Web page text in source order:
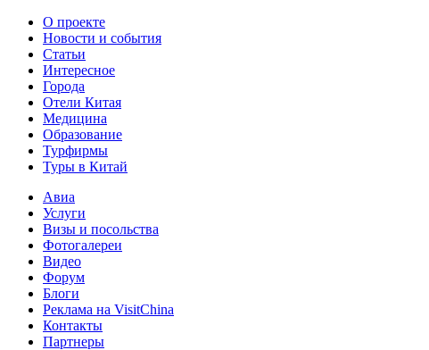
О проекте
Новости и события
Статьи
Интересное
Города
Отели Китая
Медицина
Образование
Турфирмы
Туры в Китай
Авиа
Услуги
Визы и посольства
Фотогалереи
Видео
Форум
Блоги
Реклама на VisitChina
Контакты
Партнеры